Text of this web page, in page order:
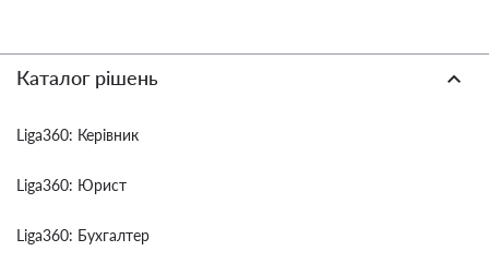
Каталог рішень
Liga360: Керівник
Liga360: Юрист
Liga360: Бухгалтер